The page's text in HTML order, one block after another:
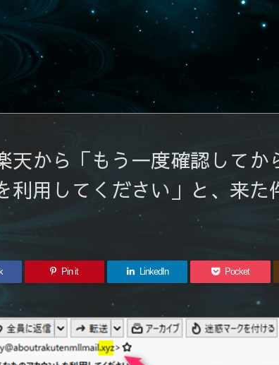
天から「もう一度確認してか
利用してください」と、来た
Pin it LinkedIn Pocket